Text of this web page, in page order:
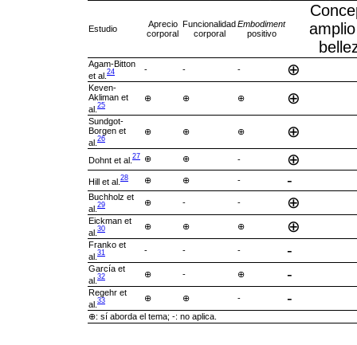
Estudio
Aprecio
corporal
Funcionalidad
corporal
Embodiment
positivo
Agam-Bitton
et al. 24 - - - ⊕
Keven-
Akliman et
al. 25
⊕ ⊕ ⊕ ⊕
Sundgot-
Borgen et
al. 26
⊕ ⊕ ⊕ ⊕
Dohnt et al. 27 ⊕ ⊕ - ⊕
Hill et al. 28 ⊕ ⊕ - -
Buchholz et
al. 29 ⊕ - - ⊕
Eickman et
al. 30 ⊕ ⊕ ⊕ ⊕
Franko et
al. 31 - - - -
García et
al. 32 ⊕ - ⊕ -
Regehr et
al. 33 ⊕ ⊕ - -
⊕: sí aborda el tema; -: no aplica.